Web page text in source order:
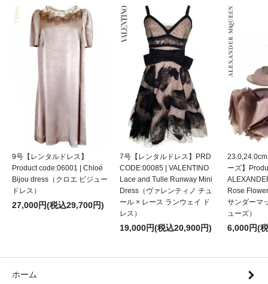
9号【レンタルドレス】
Product code:06001 | Chloé
Bijou dress（クロエ ビジュー
ドレス）
27,000円(税込29,700円)
7号【レンタルドレス】PRD
CODE:00085 | VALENTINO
Lace and Tulle Runway Mini
Dress（ヴァレンティノ チュ
ール × レース ランウェイ ド
レス）
19,000円(税込20,900円)
ーズ】
Rose
サンダーマ
ューズ）
6,000円(
ホーム